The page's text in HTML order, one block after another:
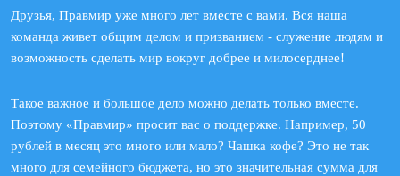
Друзья, Правмир уже много лет вместе с вами. Вся наша
команда живет общим делом и призванием - служение людям и
возможность сделать мир вокруг добрее и милосерднее!
Такое важное и большое дело можно делать только вместе.
Поэтому «Правмир» просит вас о поддержке. Например, 50
рублей в месяц это много или мало? Чашка кофе? Это не так
много для семейного бюджета, но это значительная сумма для